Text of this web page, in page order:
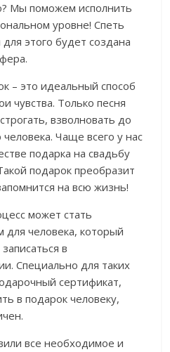
Мы поможем исполнить
уровне! Спеть
этого будет создана
– это идеальный способ
чувства. Только песня
взволновать до
Чаще всего у нас
подарка на свадьбу
подарок преобразит
на всю жизнь!
может стать
человека, который
в
Специально для таких
сертификат,
в подарок человеку,
все необходимое и